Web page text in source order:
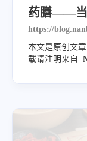
药膳——当
https://
本文是原创文
载请注明来自